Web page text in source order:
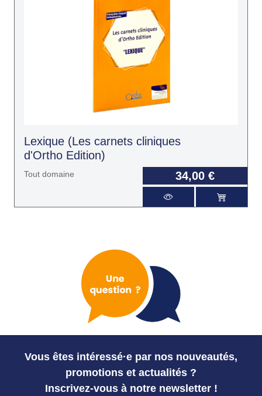
Lexique (Les carnets cliniques
d'Ortho Edition)
Tout domaine 34,00 €
Vous êtes intéressé·e par nos nouveautés,
promotions et actualités ?
Inscrivez-vous à notre newsletter !